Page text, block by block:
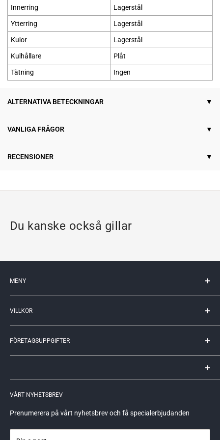
Innerring Lagerstål
Ytterring Lagerstål
Kulor Lagerstål
Kulhållare Plåt
Tätning Ingen
ALTERNATIVA BETECKNINGAR
VANLIGA FRÅGOR
RECENSIONER
Du kanske också gillar
MENY
Mitt konto
Kontakta oss
Kunskapscenter
Returer
Webbplatskarta
VILLKOR
Köpvillkor
Leveransvillkor
Policy och Cookies
FÖRETAGSUPPGIFTER
559248-6715
info@remlagret.se
VÅRT NYHETSBREV
Prenumerera på vårt nyhetsbrev och få specialerbjudanden